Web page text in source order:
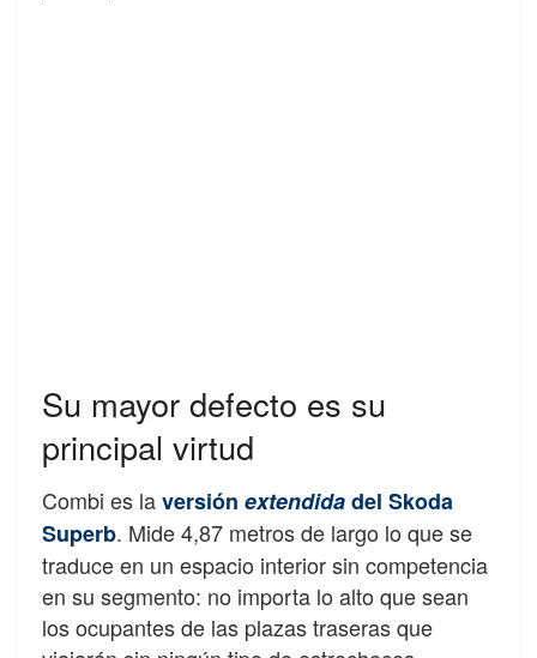
Su mayor defecto es su
principal virtud
Combi es laversión extendidadel Skoda
Superb. Mide 4,87 metros de largo lo que se
traduce en un espacio interior sin competencia
en su segmento: no importa lo alto que sean
los ocupantes de las plazas traseras que